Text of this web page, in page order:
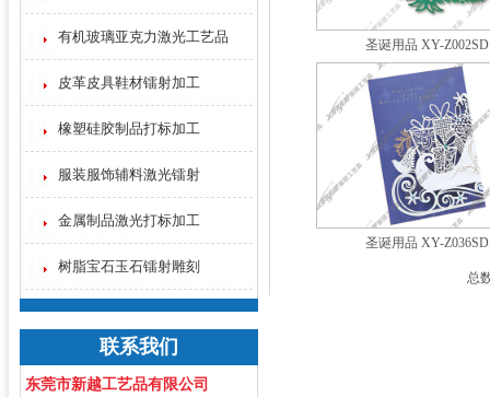
有机玻璃亚克力激光工艺品
皮革皮具鞋材镭射加工
橡塑硅胶制品打标加工
服装服饰辅料激光镭射
金属制品激光打标加工
树脂宝石玉石镭射雕刻
联系我们
东莞市新越工艺品有限公司
圣诞用品 XY-Z002SD
圣诞用品 XY-Z036SD
总